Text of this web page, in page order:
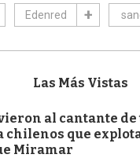
Edenred
Las Más Vistas
al cantante de
chilenos que
Miramar